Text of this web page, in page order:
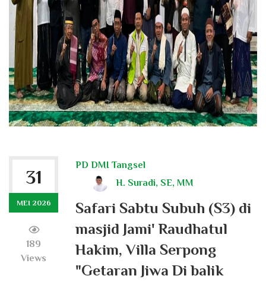
31
MEI 2026
189
Views
PD DMI Tangsel
H. Suradi, SE, MM
Safari Sabtu Subuh (S3) di
masjid Jami' Raudhatul
Hakim, Villa Serpong
"Getaran Jiwa Di balik